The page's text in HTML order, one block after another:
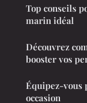
Top conseils
marin idéal
Découvrez
booster vos
Équipez-vous
occasion